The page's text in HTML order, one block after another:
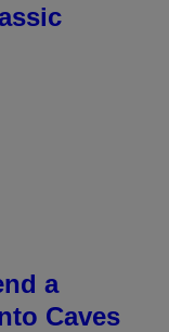
a
Caves